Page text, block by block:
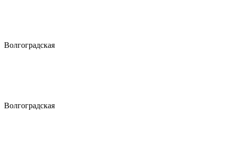
Волгоградская
Волгоградская